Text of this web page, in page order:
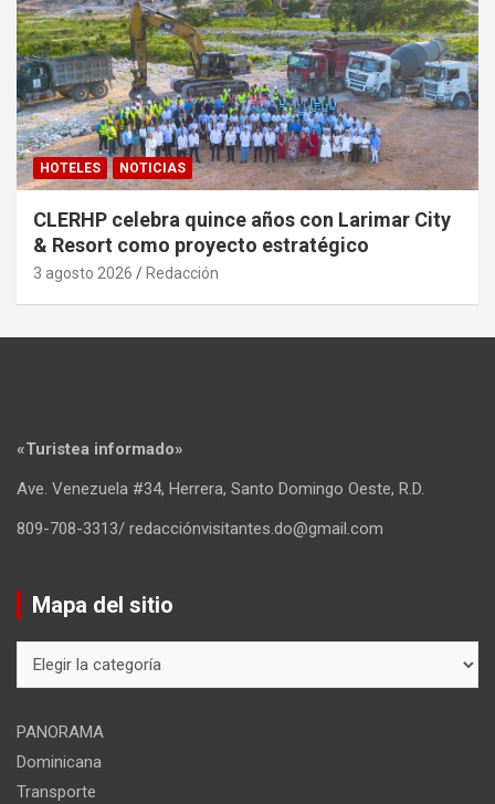
HOTELES NOTICIAS
CLERHP celebra quince años con Larimar City
& Resort como proyecto estratégico
3 agosto 2026 Redacción
«Turistea informado»
Ave. Venezuela #34, Herrera, Santo Domingo Oeste, R.D.
809-708-3313/ redacciónvisitantes.do@gmail.com
Mapa del sitio
del
PANORAMA
Dominicana
Transporte